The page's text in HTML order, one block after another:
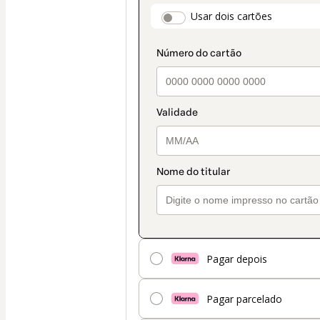
Usar dois cartões
Pagar depois
Pagar parcelado